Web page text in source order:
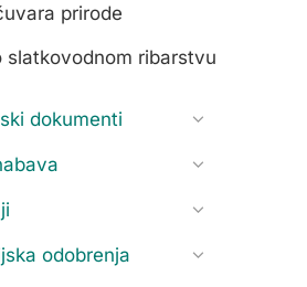
prirode
slatkovodnom ribarstvu
dokumenti
odobrenja